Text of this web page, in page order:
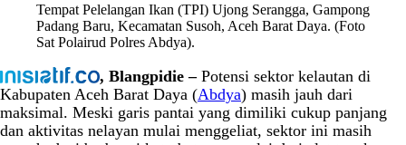
Tempat Pelelangan Ikan (TPI) Ujong Serangga, Gampong
Padang Baru, Kecamatan Susoh, Aceh Barat Daya. (Foto
Sat Polairud Polres Abdya).
, Blangpidie –Potensi sektor kelautan di
Kabupaten Aceh Barat Daya (Abdya) masih jauh dari
maksimal. Meski garis pantai yang dimiliki cukup panjang
dan aktivitas nelayan mulai menggeliat, sektor ini masih